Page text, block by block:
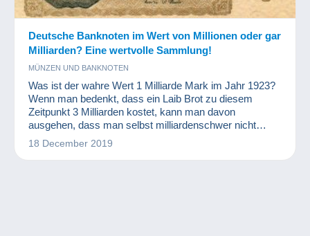
Deutsche Banknoten im Wert von Millionen oder gar
Milliarden? Eine wertvolle Sammlung!
MÜNZEN UND BANKNOTEN
Was ist der wahre Wert 1 Milliarde Mark im Jahr 1923?
Wenn man bedenkt, dass ein Laib Brot zu diesem
Zeitpunkt 3 Milliarden kostet, kann man davon
ausgehen, dass man selbst milliardenschwer nicht
wirklich reich war. Diese Banknoten sind jedoch ein
18 December 2019